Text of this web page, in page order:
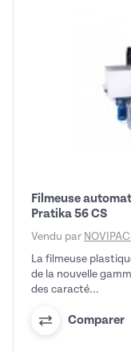
Filmeuse
Pratika 56 CS
Vendu par
La filmeuse
de la nouvelle
des caracté...
Comparer